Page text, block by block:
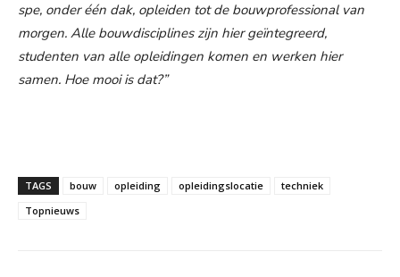
spe, onder één dak, opleiden tot de bouwprofessional van
morgen. Alle bouwdisciplines zijn hier geïntegreerd,
studenten van alle opleidingen komen en werken hier
samen. Hoe mooi is dat?”
TAGS bouw opleiding opleidingslocatie
techniek
Topnieuws